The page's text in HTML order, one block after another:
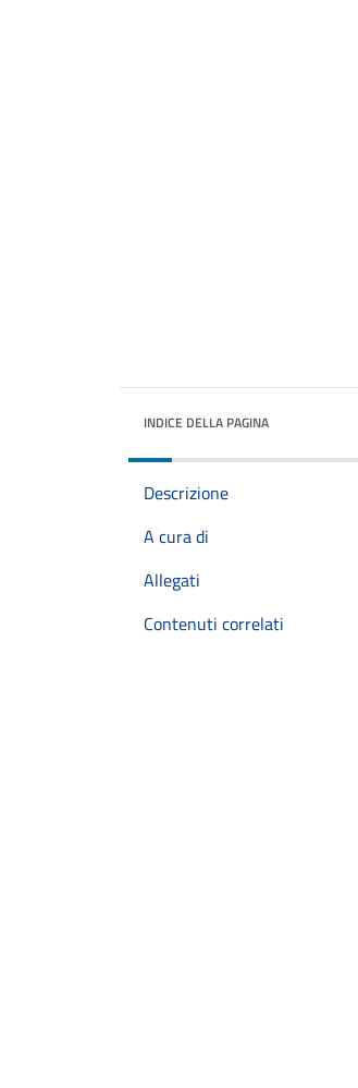
INDICE DELLA PAGINA
Descrizione
A cura di
Allegati
Contenuti correlati